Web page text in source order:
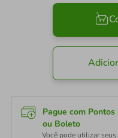
Pague com
ou Boleto
Você pode utilizar